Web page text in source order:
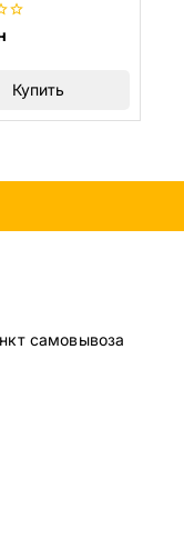
Купить
самовывоза